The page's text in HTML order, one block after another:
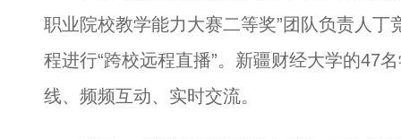
职业院校教学能力大赛二等奖”团队负责人
程进行“跨校远程直播”。新疆财经大学的47
线、频频互动、实时交流。